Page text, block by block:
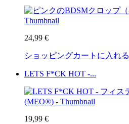
24,99 €
ショッピングカートに入れる
LETS F*CK HOT -...
19,99 €